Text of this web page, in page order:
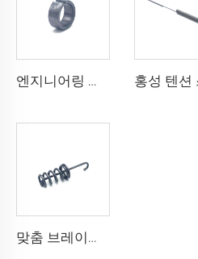
엔지니어링 기계용 금속 부싱 베어링 슬리브 대량 판매
맞춤 브레이크 페달 스프링 카본 스틸 익스텐션 리턴 스프링